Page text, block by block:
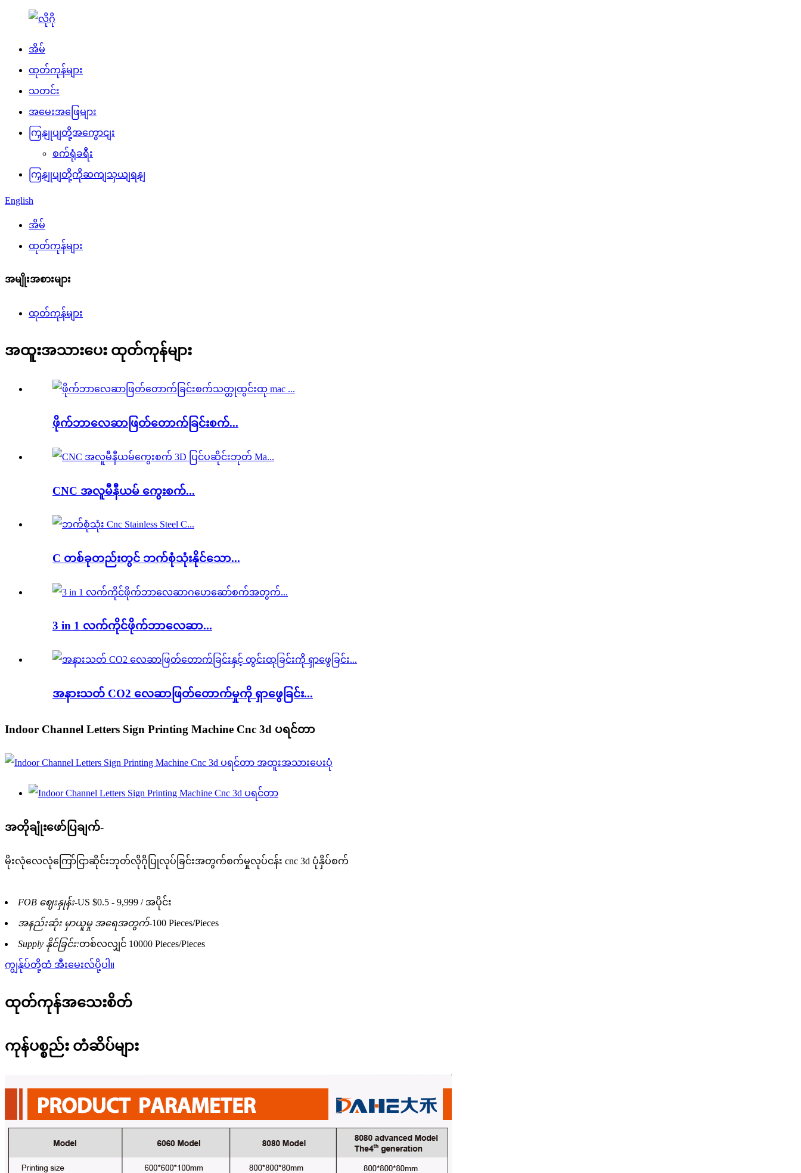
အိမ်
ထုတ်ကုန်များ
သတင်း
အမေးအဖြေများ
ကြှနျုပျတို့အကွောငျး
စက်ရုံခရီး
ကြှနျုပျတို့ကိုဆကျသှယျရနျ
English
အိမ်
ထုတ်ကုန်များ
အမျိုးအစားများ
ထုတ်ကုန်များ
အထူးအသားပေး ထုတ်ကုန်များ
ဖိုက်ဘာလေဆာဖြတ်တောက်ခြင်းစက်...
CNC အလူမီနီယမ် ကွေးစက်...
C တစ်ခုတည်းတွင် ဘက်စုံသုံးနိုင်သော...
3 in 1 လက်ကိုင်ဖိုက်ဘာလေဆာ...
အနားသတ် CO2 လေဆာဖြတ်တောက်မှုကို ရှာဖွေခြင်း...
Indoor Channel Letters Sign Printing Machine Cnc 3d ပရင်တာ
အတိုချုံးဖော်ပြချက်-
မိုးလုံလေလုံကြော်ငြာဆိုင်းဘုတ်လိုဂိုပြုလုပ်ခြင်းအတွက်စက်မှုလုပ်ငန်း cnc 3d ပုံနှိပ်စက်
FOB ဈေးနှုန်း-US $0.5 - 9,999 / အပိုင်း
အနည်းဆုံး မှာယူမှု အရေအတွက်-100 Pieces/Pieces
Supply နိုင်ခြင်း:တစ်လလျှင် 10000 Pieces/Pieces
ကျွန်ုပ်တို့ထံ အီးမေးလ်ပို့ပါ။
ထုတ်ကုန်အသေးစိတ်
ကုန်ပစ္စည်း တံဆိပ်များ